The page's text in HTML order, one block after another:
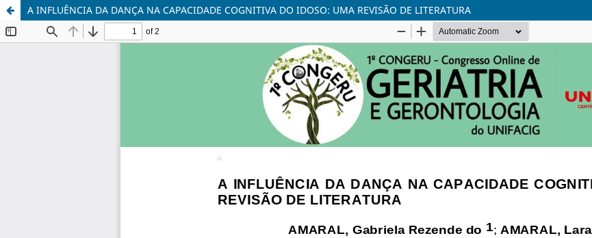
A INFLUÊNCIA DA DANÇA NA CAPACIDADE COGNITIVA DO IDOSO: UMA REVISÃO DE LITERATURA